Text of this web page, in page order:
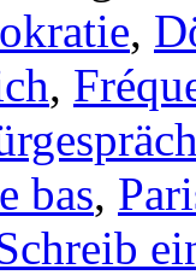
,
,
bas,